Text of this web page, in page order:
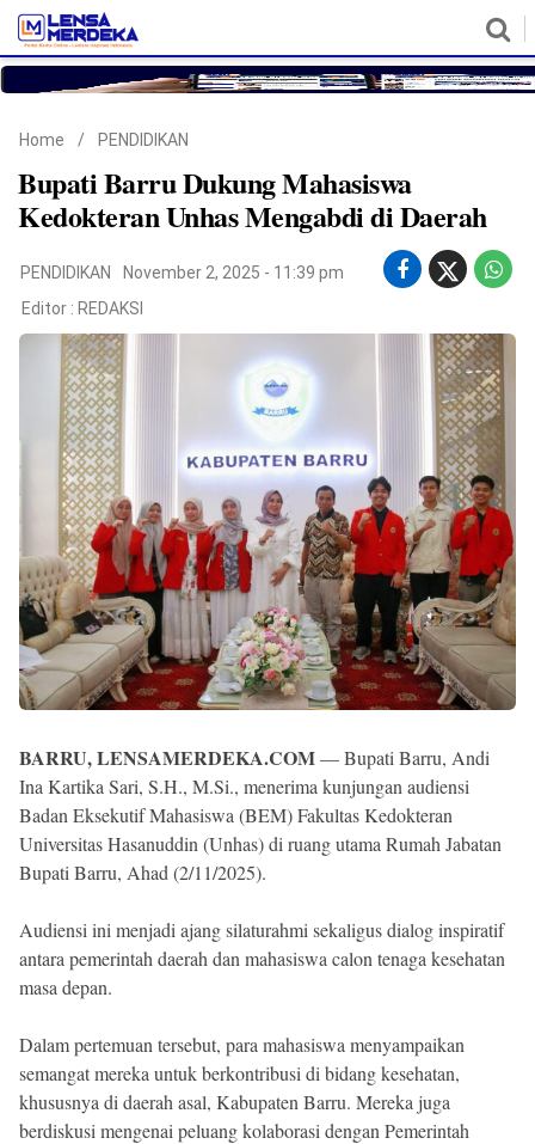
Copyright
Lensa
Merdeka
Home / PENDIDIKAN
Bupati Barru Dukung Mahasiswa
Kedokteran Unhas Mengabdi di Daerah
PENDIDIKAN
November 2, 2025 - 11:39 pm
Editor : REDAKSI
BARRU, LENSAMERDEKA.COM— Bupati Barru, Andi
Ina Kartika Sari, S.H., M.Si., menerima kunjungan audiensi
Badan Eksekutif Mahasiswa (BEM) Fakultas Kedokteran
Universitas Hasanuddin (Unhas) di ruang utama Rumah Jabatan
Bupati Barru, Ahad (2/11/2025).
Audiensi ini menjadi ajang silaturahmi sekaligus dialog inspiratif
antara pemerintah daerah dan mahasiswa calon tenaga kesehatan
masa depan.
Dalam pertemuan tersebut, para mahasiswa menyampaikan
semangat mereka untuk berkontribusi di bidang kesehatan,
khususnya di daerah asal, Kabupaten Barru. Mereka juga
berdiskusi mengenai peluang kolaborasi dengan Pemerintah